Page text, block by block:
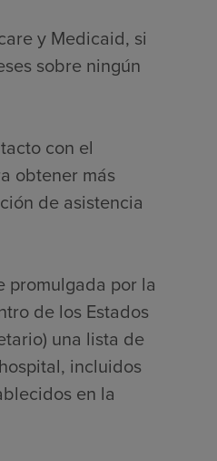
y Medicaid, si
sobre ningún
con el
obtener más
de asistencia
promulgada por la
de los Estados
una lista de
incluidos
en la